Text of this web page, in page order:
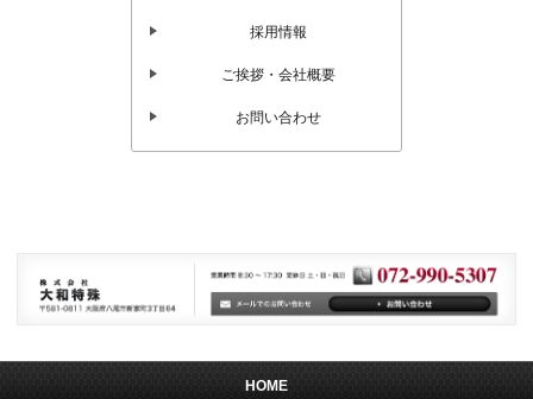
採用情報
ご挨拶・会社概要
お問い合わせ
HOME